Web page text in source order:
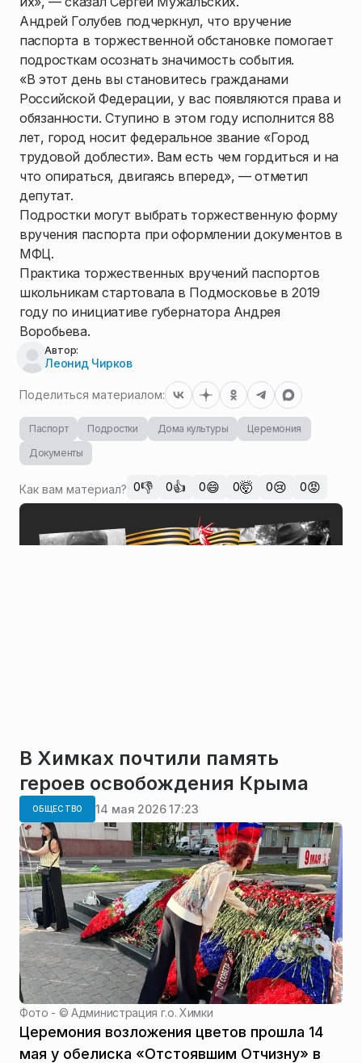
Андрей Голубев подчеркнул, что вручение
паспорта в торжественной обстановке помогает
подросткам осознать значимость события.
«В этот день вы становитесь гражданами
Российской Федерации, у вас появляются права и
обязанности. Ступино в этом году исполнится 88
лет, город носит федеральное звание «Город
трудовой доблести». Вам есть чем гордиться и на
что опираться, двигаясь вперед», — отметил
депутат.
Подростки могут выбрать торжественную форму
вручения паспорта при оформлении документов в
МФЦ.
Практика торжественных вручений паспортов
школьникам стартовала в Подмосковье в 2019
году по инициативе губернатора Андрея
Воробьева.
Автор:
Леонид Чирков
Поделиться материалом:
Паспорт Подростки Дома культуры
Церемония
Документы
Как вам материал? 0👎 0👍 0😄 0🤯 0😢 0😡
В Химках почтили память
героев освобождения Крыма
ОБЩЕСТВО 14 мая 2026 17:23
Фото - ©Администрация г.о. Химки
Церемония возложения цветов прошла 14
мая у обелиска «Отстоявшим Отчизну» в